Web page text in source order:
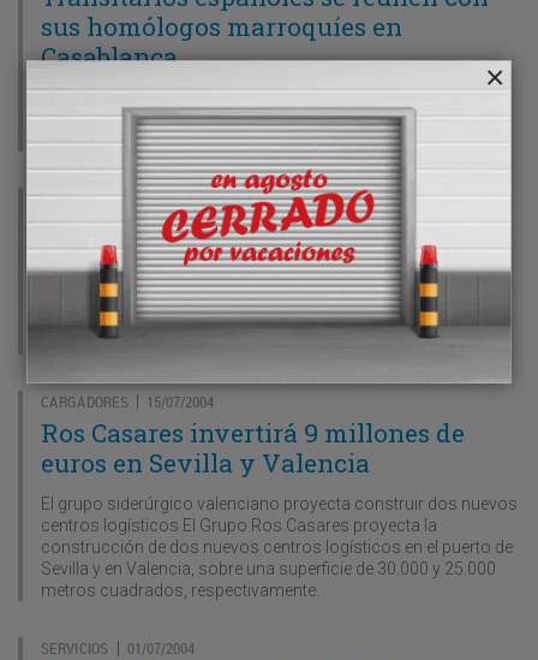
sus homólogos marroquíes en
Casablanca
La Federación Española de Transitarios, Expedidores
Internacionales y Asimilados (Feteia) y el ICEX organizaron
hace esacaso días un encuentro en Casablanca
MARÍTIMO| 15/07/2004
Algeciras quiere crear un lobby con el
futuro puerto de Tánger en El Estrecho
El puerto de la Bahía de Algeciras y el futuro puerto de Tánger-
Mediterráneo son partidarios de crear un “lobby” de
colaboración en el Estrecho de Gibraltar
CARGADORES | 15/07/2004
Ros Casares invertirá 9 millones de
euros en Sevilla y Valencia
El grupo siderúrgico valenciano proyecta construir dos nuevos
centros logísticos El Grupo Ros Casares proyecta la
construcción de dos nuevos centros logísticos en el puerto de
Sevilla y en Valencia, sobre una superficie de 30.000 y 25.000
metros cuadrados, respectivamente.
SERVICIOS | 01/07/2004